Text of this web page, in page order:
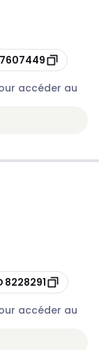
7607449
accéder au
8228291
accéder au